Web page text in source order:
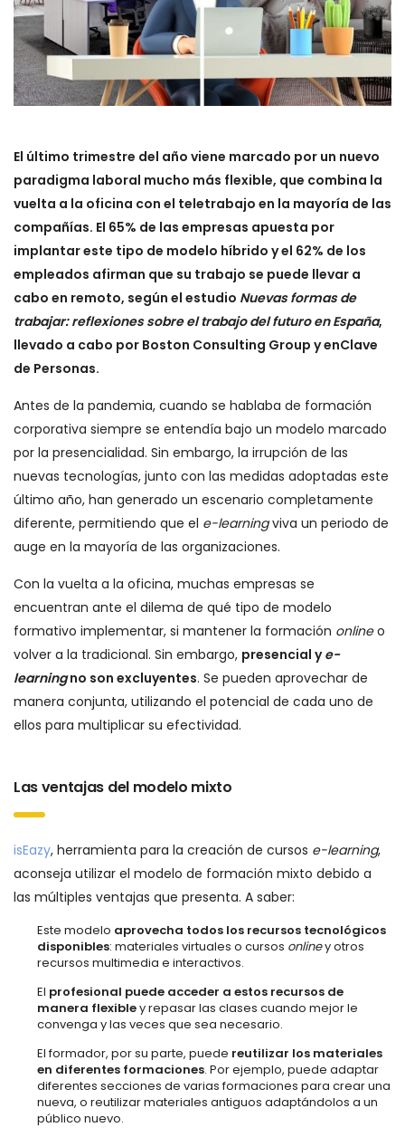
El último trimestre del año viene marcado por un nuevo
paradigma laboral mucho más flexible, que combina la
vuelta a la oficina con el teletrabajo en la mayoría de las
compañías. El 65% de las empresas apuesta por
implantar este tipo de modelo híbrido y el 62% de los
empleados afirman que su trabajo se puede llevar a
cabo en remoto, según el estudio Nuevas formas de
trabajar: reflexiones sobre el trabajo del futuro en España,
llevado a cabo por Boston Consulting Group y enClave
de Personas.
Antes de la pandemia, cuando se hablaba de formación
corporativa siempre se entendía bajo un modelo marcado
por la presencialidad. Sin embargo, la irrupción de las
nuevas tecnologías, junto con las medidas adoptadas este
último año, han generado un escenario completamente
diferente, permitiendo que el e-learningviva un periodo de
auge en la mayoría de las organizaciones.
Con la vuelta a la oficina, muchas empresas se
encuentran ante el dilema de qué tipo de modelo
formativo implementar, si mantener la formación onlineo
volver a la tradicional. Sin embargo, presencial ye-
learningno son excluyentes. Se pueden aprovechar de
manera conjunta, utilizando el potencial de cada uno de
ellos para multiplicar su efectividad.
Las ventajas del modelo mixto
isEazy, herramienta para la creación de cursos e-learning,
aconseja utilizar el modelo de formación mixto debido a
las múltiples ventajas que presenta. A saber:
Este modelo aprovecha todos los recursos tecnológicos
disponibles: materiales virtuales o cursos onliney otros
recursos multimedia e interactivos.
El profesional puede acceder a estos recursos de
manera flexibley repasar las clases cuando mejor le
convenga y las veces que sea necesario.
El formador, por su parte, puede reutilizar los materiales
en diferentes formaciones. Por ejemplo, puede adaptar
diferentes secciones de varias formaciones para crear una
nueva, o reutilizar materiales antiguos adaptándolos a un
público nuevo.